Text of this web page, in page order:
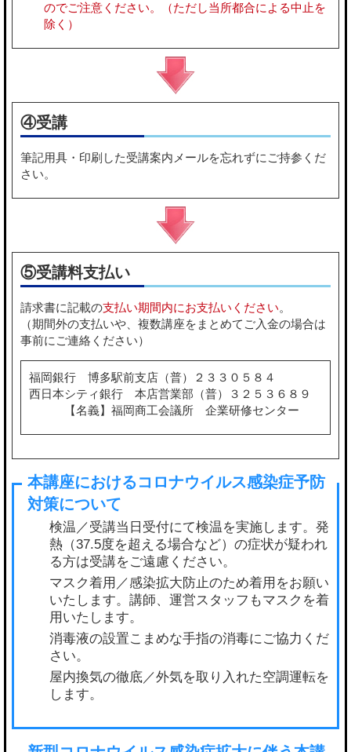
のでご注意ください。（ただし当所都合による中止を
除く）
④受講
筆記用具・印刷した受講案内メールを忘れずにご持参くだ
さい。
⑤受講料支払い
請求書に記載の支払い期間内にお支払いください。
（期間外の支払いや、複数講座をまとめてご入金の場合は
事前にご連絡ください）
福岡銀行 博多駅前支店（普）２３３０５８４
西日本シティ銀行 本店営業部（普）３２５３６８９
【名義】福岡商工会議所 企業研修センター
検温／受講当日受付にて検温を実施します。発
熱（37.5度を超える場合など）の症状が疑われ
る方は受講をご遠慮ください。
マスク着用／感染拡大防止のため着用をお願い
いたします。講師、運営スタッフもマスクを着
用いたします。
消毒液の設置こまめな手指の消毒にご協力くだ
さい。
屋内換気の徹底／外気を取り入れた空調運転を
します。